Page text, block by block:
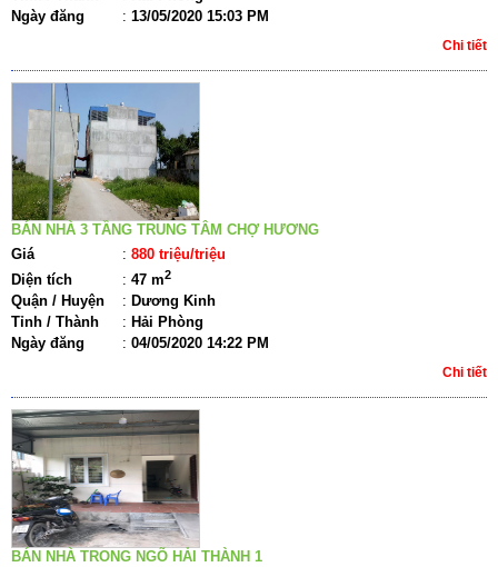
Ngày đăng
: 13/05/2020 15:03 PM
Chi tiết
BÁN NHÀ 3 TẦNG TRUNG TÂM CHỢ HƯƠNG
Giá
: 880 triệu/triệu
Diện tích
: 47 m2
Quận / Huyện : Dương Kinh
Tỉnh / Thành
: Hải Phòng
Ngày đăng
: 04/05/2020 14:22 PM
Chi tiết
BÁN NHÀ TRONG NGÕ HẢI THÀNH 1